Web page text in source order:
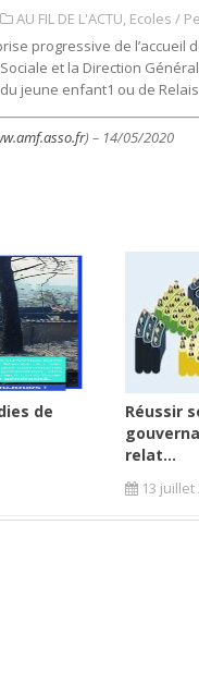
AU FIL DE L'ACTU, Ecoles /
progressive de
et la Direction
du jeune enfant1 ou de
) – 14/05/2020
de
Réussir
relat...
13 juillet